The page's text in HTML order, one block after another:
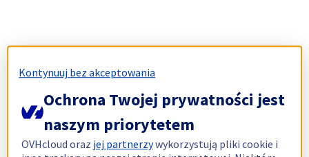
Kontynuuj bez akceptowania
Ochrona Twojej prywatności jest
naszym priorytetem
OVHcloud oraz jej partnerzywykorzystują pliki cookie i